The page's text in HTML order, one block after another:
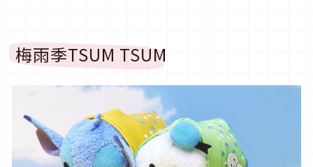
梅雨季TSUM TSUM